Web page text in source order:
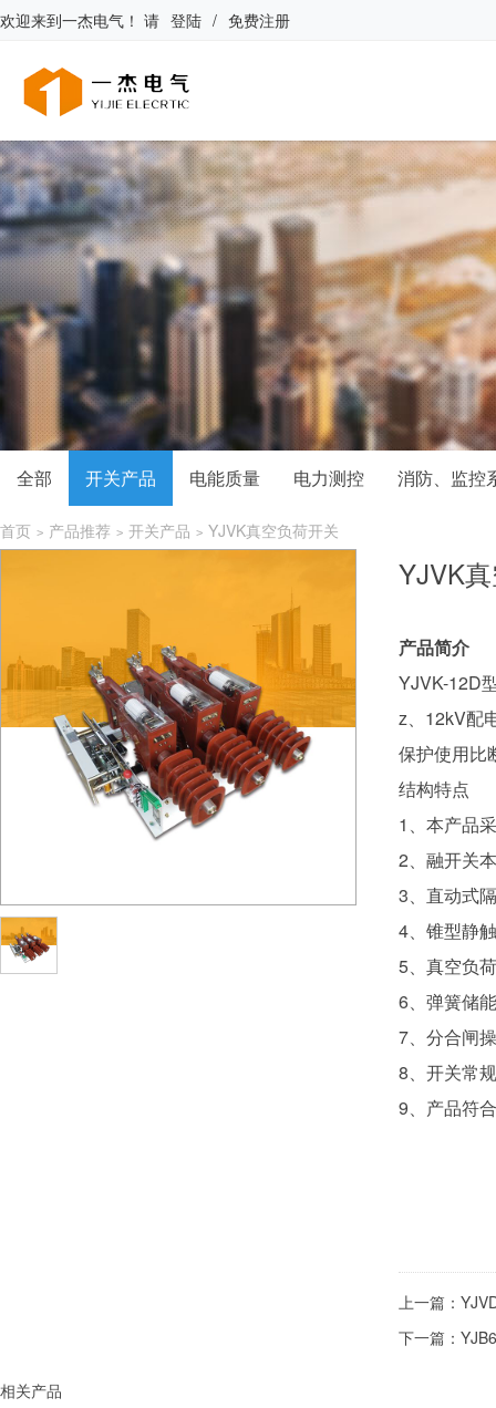
欢迎来到一杰电气 ！ 请 登陆 / 免费注册
全部 开关产品 电能质量 电力测控 消防、监控
首页 > 产品推荐 > 开关产品 > YJVK真空负荷开关
YJVK
产品简介
YJVK-12D
z、12kV配
保护使用比
结构特点
1、本产品
2、融开关
3、直动式
4、锥型静
5、真空负
6、弹簧储
7、分合闸
8、开关常
9、产品符
上一篇：
下一篇：
相关产品